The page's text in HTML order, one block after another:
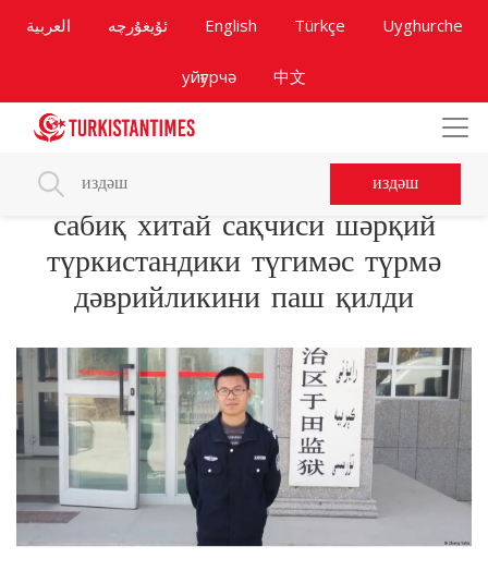
العربية ئۇيغۇرچە English Türkçe Uyghurche
уйғурчә 中文
издәш
сабиқ хитай сақчиси шәрқий
түркистандики түгимәс түрмә
дәврийликини паш қилди